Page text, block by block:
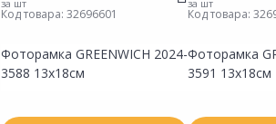
за шт
Код товара: 32696601
Фоторамка GREENWICH 2024-
3588 13х18см
за шт
Код товара:
Фоторамка
3591 13х18см